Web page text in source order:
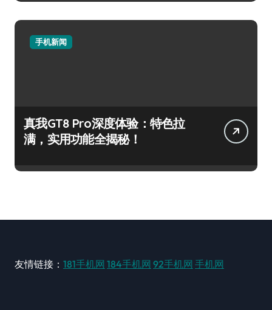
手机新闻
真我GT8 Pro深度体验：特色拉
满，实用功能全揭秘！
友情链接： 181手机网 184手机网 92手机网 手机网